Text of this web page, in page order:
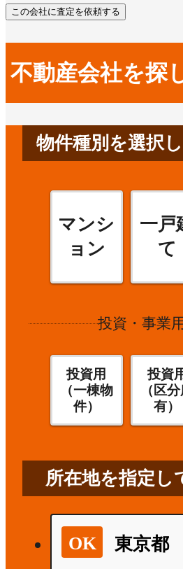
この会社に査定を依頼する
不動産会社を探
物件種別を選択
マンシ
ョン
一戸
て
投資・事業
投資用
（一棟物
件）
投資
（区
有）
所在地を指定し